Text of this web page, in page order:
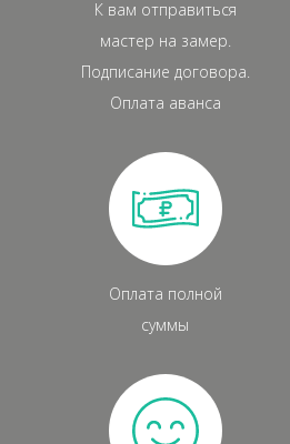
К вам отправиться
мастер на замер.
Подписание договора.
Оплата аванса
Оплата полной
суммы